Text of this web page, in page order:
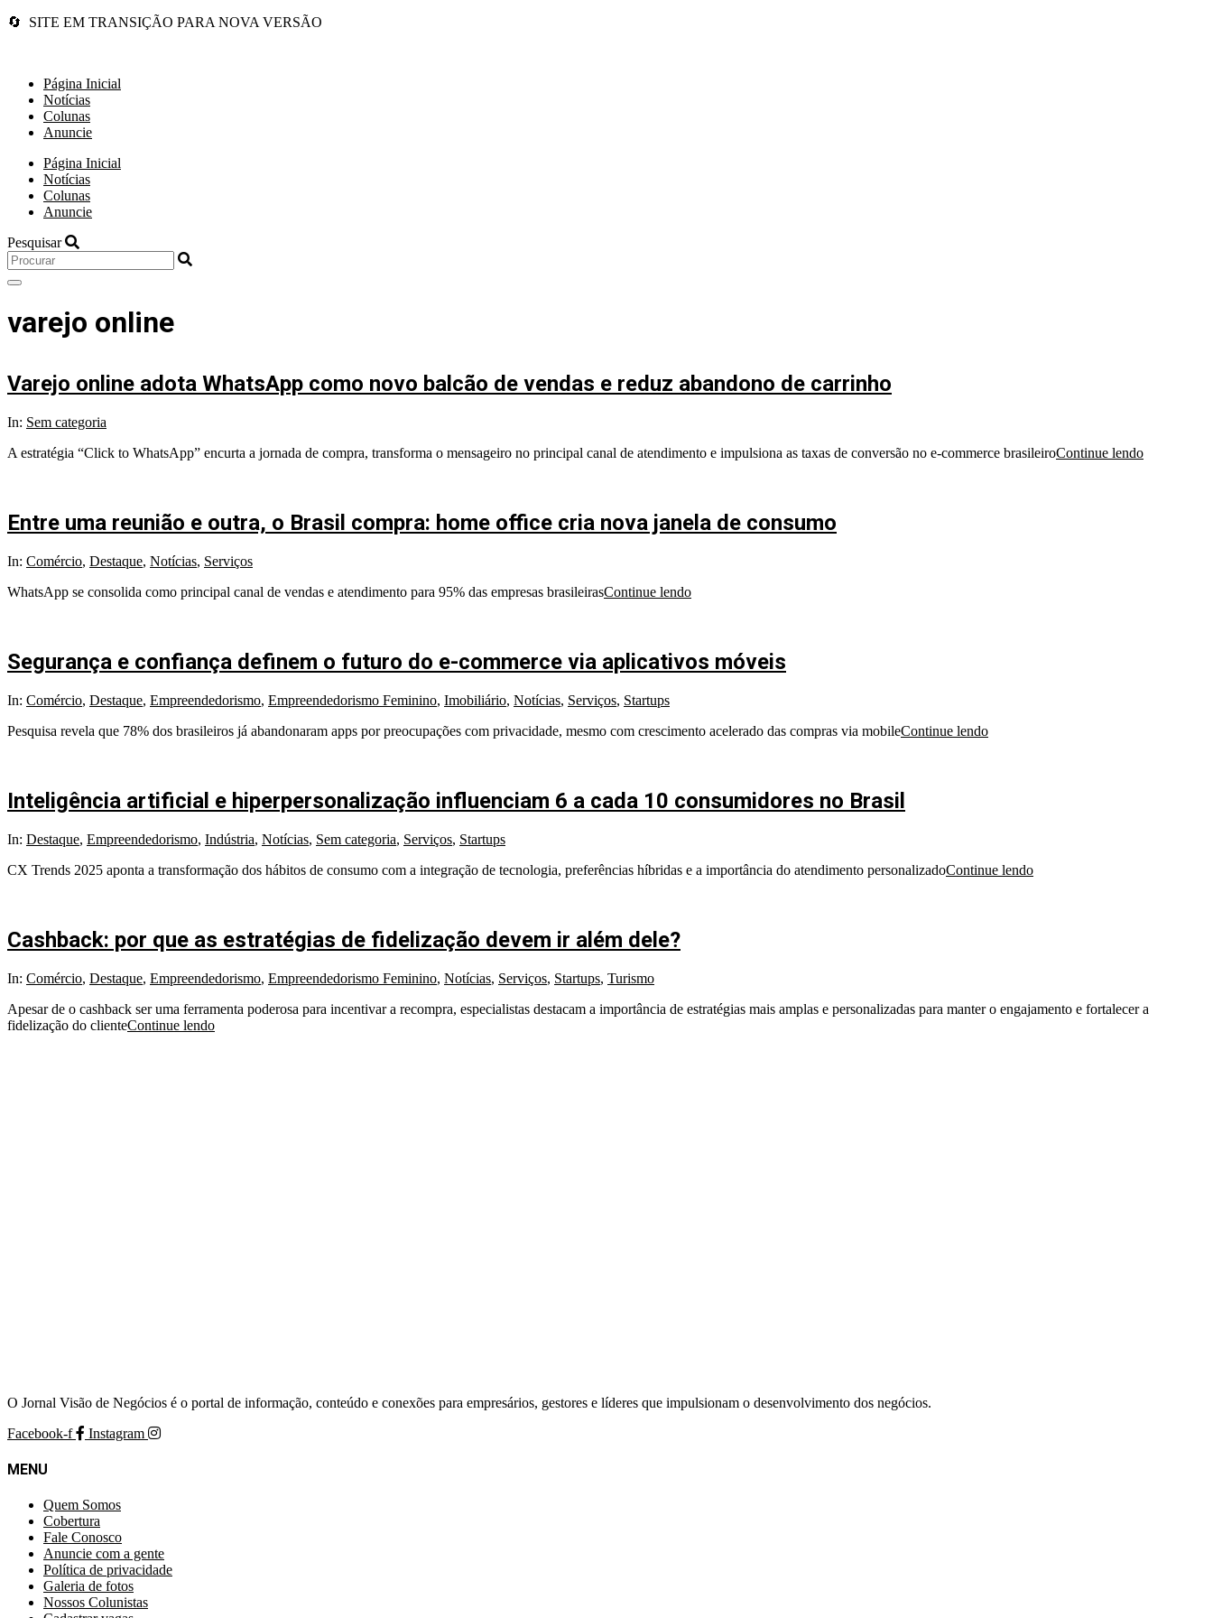
🔄 SITE EM TRANSIÇÃO PARA NOVA VERSÃO
Página Inicial
Notícias
Colunas
Anuncie
Página Inicial
Notícias
Colunas
Anuncie
Pesquisar
varejo online
Varejo online adota WhatsApp como novo balcão de vendas e reduz abandono de carrinho
2025-
23
In: Sem categoria
A estratégia “Click to WhatsApp” encurta a jornada de compra, transforma o mensageiro no principal canal de atendimento e impulsiona as taxas de conversão no e-commerce brasileiroContinue lendo
Entre uma reunião e outra, o Brasil compra: home office cria nova janela de consumo
2025-
07
In: Comércio, Destaque, Notícias, Serviços
WhatsApp se consolida como principal canal de vendas e atendimento para 95% das empresas brasileirasContinue lendo
Segurança e confiança definem o futuro do e-commerce via aplicativos móveis
2025-
04
In: Comércio, Destaque, Empreendedorismo, Empreendedorismo Feminino, Imobiliário, Notícias, Serviços, Startups
Pesquisa revela que 78% dos brasileiros já abandonaram apps por preocupações com privacidade, mesmo com crescimento acelerado das compras via mobileContinue lendo
Inteligência artificial e hiperpersonalização influenciam 6 a cada 10 consumidores no Brasil
2025-
28
In: Destaque, Empreendedorismo, Indústria, Notícias, Sem categoria, Serviços, Startups
CX Trends 2025 aponta a transformação dos hábitos de consumo com a integração de tecnologia, preferências híbridas e a importância do atendimento personalizadoContinue lendo
Cashback: por que as estratégias de fidelização devem ir além dele?
2024-
30
In: Comércio, Destaque, Empreendedorismo, Empreendedorismo Feminino, Notícias, Serviços, Startups, Turismo
Apesar de o cashback ser uma ferramenta poderosa para incentivar a recompra, especialistas destacam a importância de estratégias mais amplas e personalizadas para manter o engajamento e fortalecer a
fidelização do clienteContinue lendo
O Jornal Visão de Negócios é o portal de informação, conteúdo e conexões para empresários, gestores e líderes que impulsionam o desenvolvimento dos negócios.
Facebook-f
Instagram
MENU
Quem Somos
Cobertura
Fale Conosco
Anuncie com a gente
Política de privacidade
Galeria de fotos
Nossos Colunistas